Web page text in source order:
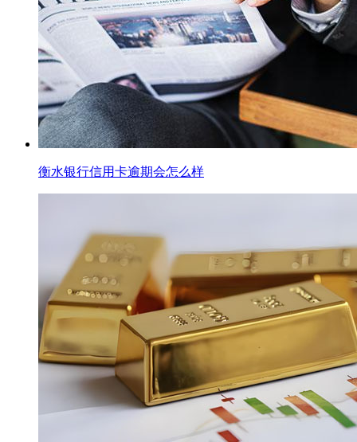
衡水银行信用卡逾期会怎么样